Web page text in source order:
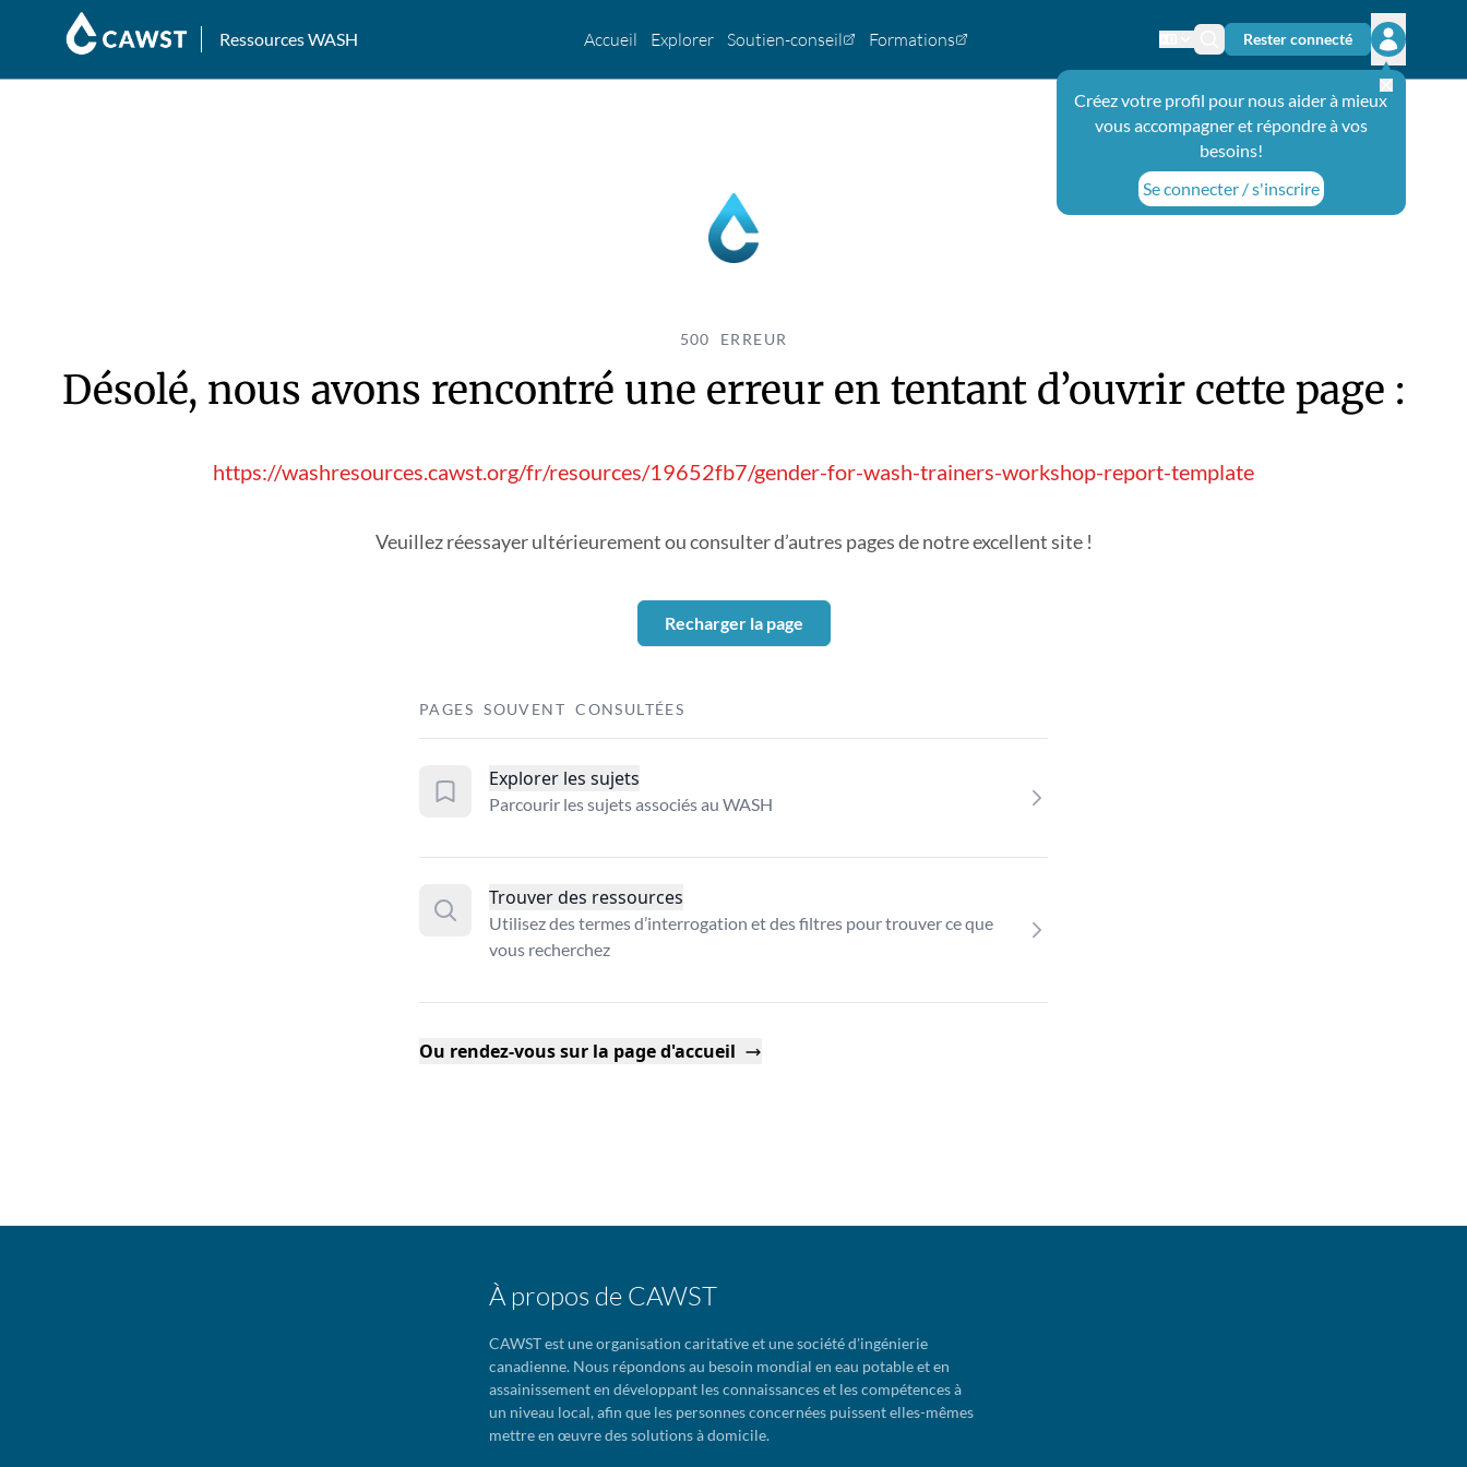
Ressources WASH Accueil Explorer Soutien-conseil Formations Changer de langue
Icône de recherche
Rester connecté
Ouvrir le
Créez votre profil pour nous aider à mieux
vous accompagner et répondre à vos
besoins!
Se connecter / s'inscrire
500 ERREUR
Désolé, nous avons rencontré une erreur en tentant d’ouvrir cette page :
https://washresources.cawst.org/fr/resources/19652fb7/gender-for-wash-trainers-workshop-report-template
Veuillez réessayer ultérieurement ou consulter d’autres pages de notre excellent site !
Recharger la page
PAGES SOUVENT CONSULTÉES
Explorer les sujets
Parcourir les sujets associés au WASH
Trouver des ressources
Utilisez des termes d’interrogation et des filtres pour trouver ce que
vous recherchez
Ou rendez-vous sur la page d'accueil
À propos de CAWST
CAWST est une organisation caritative et une société d'ingénierie
canadienne. Nous répondons au besoin mondial en eau potable et en
assainissement en développant les connaissances et les compétences à
un niveau local, afin que les personnes concernées puissent elles-mêmes
mettre en œuvre des solutions à domicile.